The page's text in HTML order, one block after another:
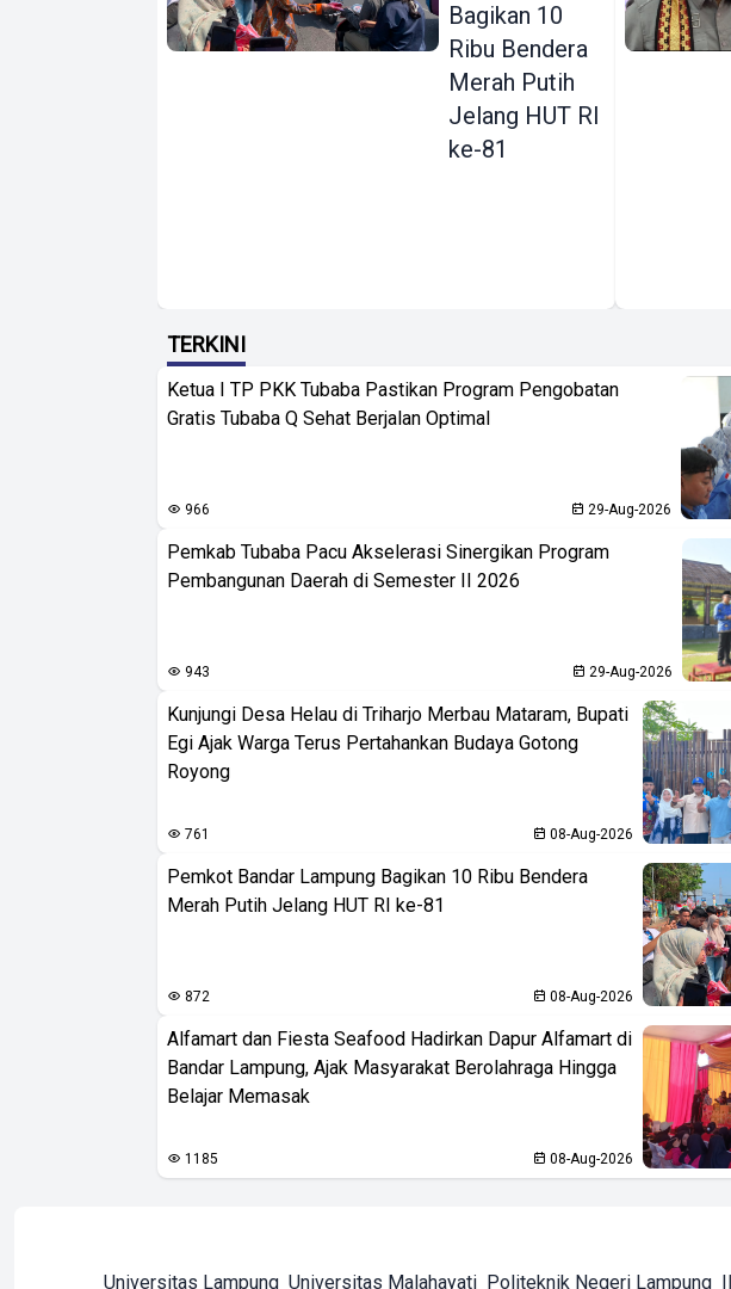
Bagikan 10
Ribu Bendera
Merah Putih
Jelang HUT RI
ke-81
TERKINI
Ketua I TP PKK Tubaba Pastikan Program Pengobatan
Gratis Tubaba Q Sehat Berjalan Optimal
966 29-Aug-2026
Pemkab Tubaba Pacu Akselerasi Sinergikan Program
Pembangunan Daerah di Semester II 2026
943 29-Aug-2026
Kunjungi Desa Helau di Triharjo Merbau Mataram, Bupati
Egi Ajak Warga Terus Pertahankan Budaya Gotong
Royong
761 08-Aug-2026
Pemkot Bandar Lampung Bagikan 10 Ribu Bendera
Merah Putih Jelang HUT RI ke-81
872 08-Aug-2026
Alfamart dan Fiesta Seafood Hadirkan Dapur Alfamart di
Bandar Lampung, Ajak Masyarakat Berolahraga Hingga
Belajar Memasak
1185 08-Aug-2026
Universitas Lampung Universitas Malahayati Politeknik Negeri Lampung